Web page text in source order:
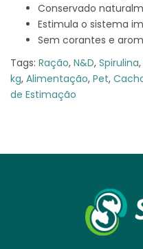
Conservado
Estimula o sistema
Sem corantes e
Tags: Ração, N&D, Spirulina,
kg, Alimentação, Pet,
de Estimação